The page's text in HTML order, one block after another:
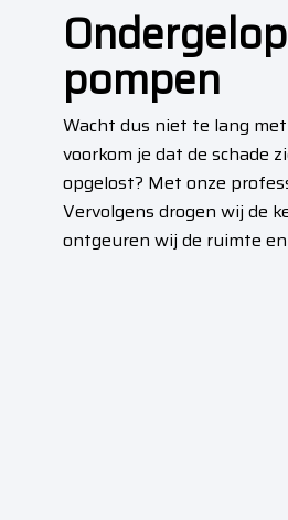
pompen
Wacht dus niet te lang
voorkom je dat de schade
opgelost? Met onze
Vervolgens drogen wij de
ontgeuren wij de ruimte